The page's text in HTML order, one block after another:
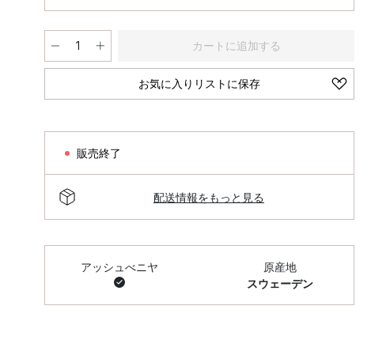
カートに追加する
お気に入りリストに保存
販売終了
配送情報をもっと見る
アッシュべニヤ
原産地
スウェーデン